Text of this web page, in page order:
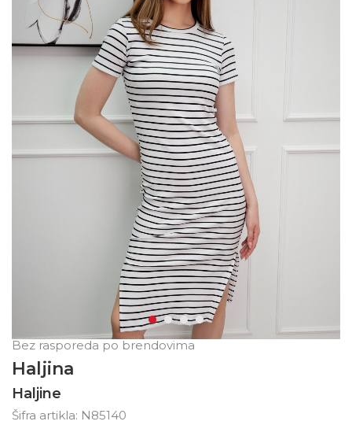
Bez rasporeda po brendovima
Haljina
Haljine
Šifra artikla: N85140